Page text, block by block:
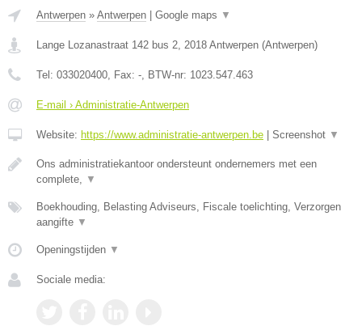
Antwerpen » Antwerpen Google maps ▼
Lange Lozanastraat 142 bus 2, 2018 Antwerpen (Antwerpen)
Tel: 033020400, Fax: -, BTW-nr: 1023.547.463
E-mail › Administratie-Antwerpen
Website: https://www.administratie-antwerpen.be Screenshot ▼
Ons administratiekantoor ondersteunt ondernemers met een
complete, ▼
Boekhouding, Belasting Adviseurs, Fiscale toelichting, Verzorgen
aangifte ▼
Openingstijden ▼
Sociale media: